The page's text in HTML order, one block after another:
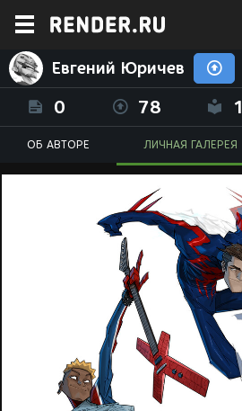
Евгений Юричев
0 78 1
ОБ АВТОРЕ ЛИЧНАЯ ГАЛЕРЕЯ